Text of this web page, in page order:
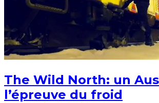
The Wild North: un
l’épreuve du froid